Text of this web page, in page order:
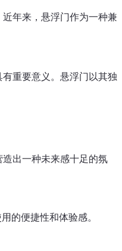
年来，悬浮门作为一种兼
重要意义。悬浮门以其独
出一种未来感十足的氛
的便捷性和体验感。